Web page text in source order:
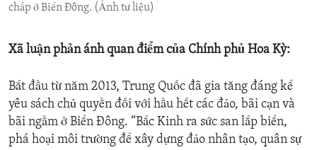
chấp ở Biển Đông. (Ảnh tư liệu)
Xã luận phản ánh quan điểm của Chính phủ Hoa Kỳ:
Bắt đầu từ năm 2013, Trung Quốc đã gia tăng đáng kể
yêu sách chủ quyền đối với hầu hết các đảo, bãi cạn và
bãi ngầm ở Biển Đông. “Bắc Kinh ra sức san lắp biển,
phá hoại môi trường để xây dựng đảo nhân tạo, quân sự